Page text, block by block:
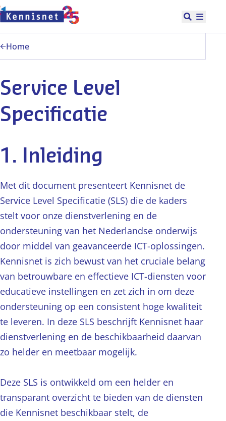
Doorgaan naar hoofdinhoud
Open
Home
Service Level
Specificatie
1. Inleiding
Met dit document presenteert Kennisnet de
Service Level Specificatie (SLS) die de kaders
stelt voor onze dienstverlening en de
ondersteuning van het Nederlandse onderwijs
door middel van geavanceerde ICT-oplossingen.
Kennisnet is zich bewust van het cruciale belang
van betrouwbare en effectieve ICT-diensten voor
educatieve instellingen en zet zich in om deze
ondersteuning op een consistent hoge kwaliteit
te leveren. In deze SLS beschrijft Kennisnet haar
dienstverlening en de beschikbaarheid daarvan
zo helder en meetbaar mogelijk.
Deze SLS is ontwikkeld om een helder en
transparant overzicht te bieden van de diensten
die Kennisnet beschikbaar stelt, de